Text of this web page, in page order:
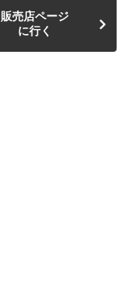
販売店ページ
に行く